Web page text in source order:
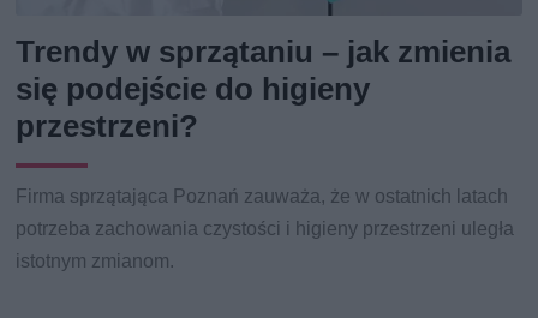
Trendy w sprzątaniu – jak zmienia
się podejście do higieny
przestrzeni?
Firma sprzątająca Poznań zauważa, że w ostatnich latach
potrzeba zachowania czystości i higieny przestrzeni uległa
istotnym zmianom.